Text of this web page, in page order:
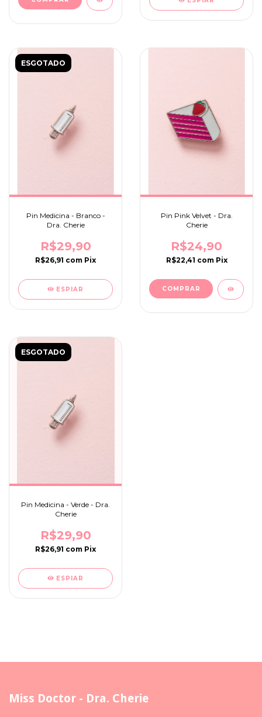
ESGOTADO
Pin Medicina - Branco -
Dra. Cherie
R$29,90
R$26,91 com Pix
ESPIAR
Pin Pink Velvet - Dra.
Cherie
R$24,90
R$22,41 com Pix
ESGOTADO
Pin Medicina - Verde - Dra.
Cherie
R$29,90
R$26,91 com Pix
ESPIAR
Miss Doctor - Dra. Cherie